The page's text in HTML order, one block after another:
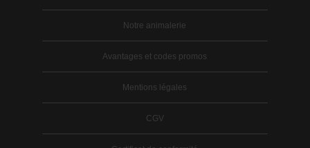
Notre animalerie
Avantages et codes promos
Mentions légales
CGV